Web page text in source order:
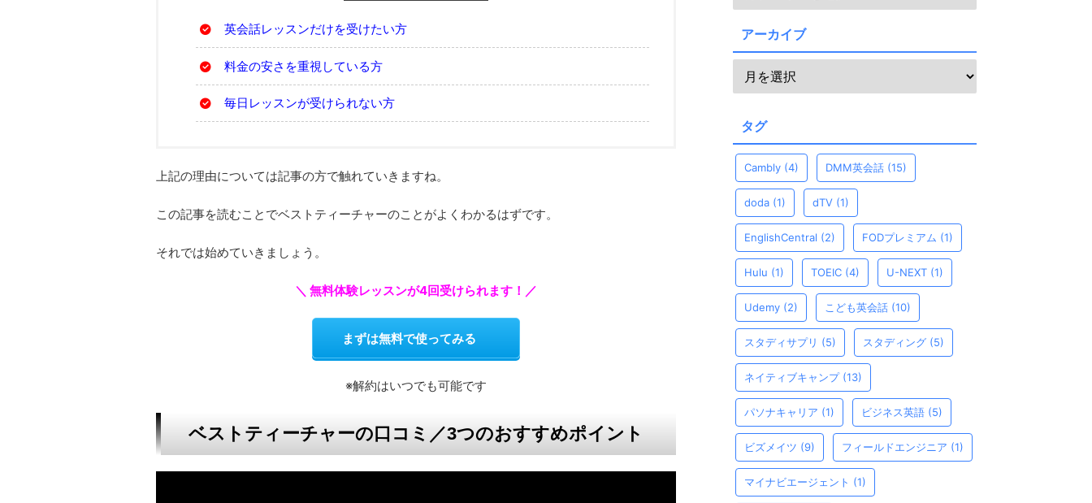
英会話レッスンだけを受けたい方
料金の安さを重視している方
毎日レッスンが受けられない方
上記の理由については記事の方で触れていきますね。
この記事を読むことでベストティーチャーのことがよくわかるはずです。
それでは始めていきましょう。
＼ 無料体験レッスンが4回受けられます！／
まずは無料で使ってみる
※解約はいつでも可能です
ベストティーチャーの口コミ／3つのおすすめポイント
アーカイブ
タグ
Cambly (4) DMM英会話 (15)
doda (1) dTV (1)
EnglishCentral (2) FODプレミアム (1)
Hulu (1) TOEIC (4) U-NEXT (1)
Udemy (2) こども英会話 (10)
スタディサプリ (5) スタディング (5)
ネイティブキャンプ(13)
パソナキャリア (1) ビジネス英語 (5)
ビズメイツ (9) フィールドエンジニア (1)
マイナビエージェント (1)